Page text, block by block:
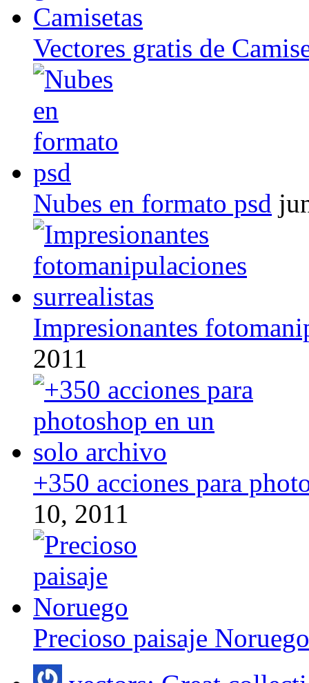
Vectores gratis de
Nubes en formato psd
Impresionantes
2011
+350 acciones para
10, 2011
Precioso paisaje Noruego